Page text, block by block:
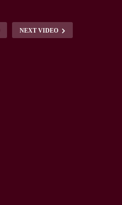
NEXT VIDEO